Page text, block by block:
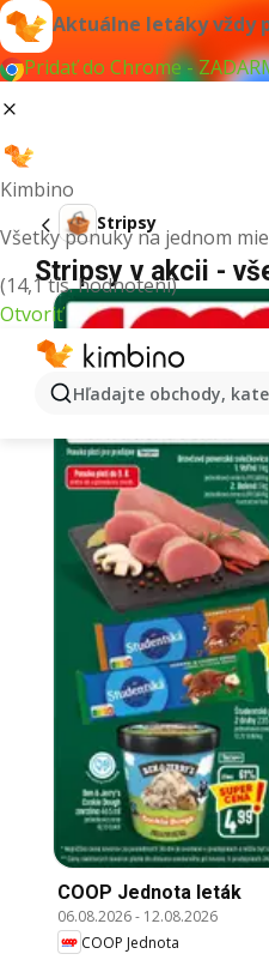
Aktuálne letáky vždy
Pridať do Chrome -
Kimbino
Všetky ponuky na jednom
(14,1 tis. hodnotení)
Otvoriť
Hľadajte obchody,
Stripsy
Stripsy v akcii -
COOP Jednota leták
06.08.2026- 12.08.2026
COOP Jednota